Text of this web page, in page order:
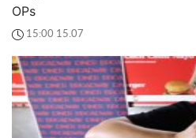
OPs
15:00 15.07